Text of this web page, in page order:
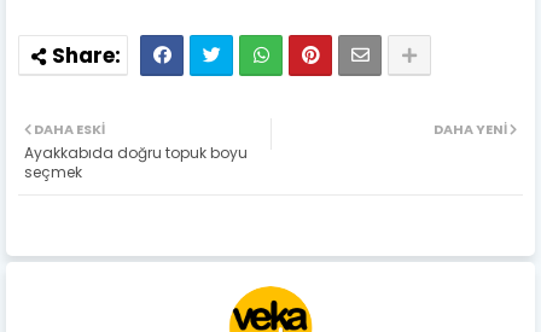
DAHA YENI
DAHA ESKI
Ayakkabıda doğru topuk boyu
seçmek